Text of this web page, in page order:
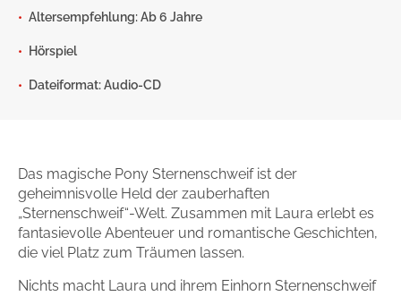
Gib dem Monster keine Schokolade
Altersempfehlung: Ab 6 Jahre
Hörspiel
Dateiformat: Audio-CD
Das magische Pony Sternenschweif ist der
geheimnisvolle Held der zauberhaften
„Sternenschweif“-Welt. Zusammen mit Laura erlebt es
fantasievolle Abenteuer und romantische Geschichten,
die viel Platz zum Träumen lassen.
Nichts macht Laura und ihrem Einhorn Sternenschweif